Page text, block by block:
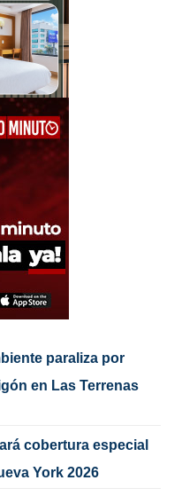
paraliza por
en Las Terrenas
cobertura especial
York 2026